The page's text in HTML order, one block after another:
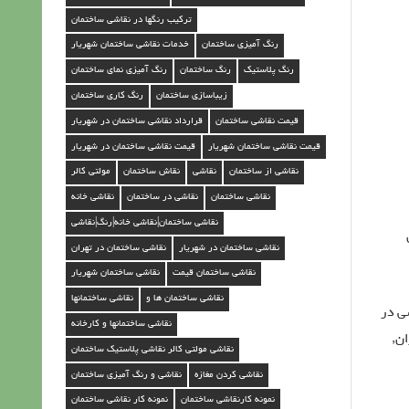
در
ترکیب رنگها در نقاشی ساختمان
خدمات نقاشی ساختمان شهریار رنگ آمیزی ساختمان
رنگ آمیزی نمای ساختمان رنگ ساختمان رنگ پلاستیک
رنگ کاری ساختمان زیباسازی ساختمان
قرارداد نقاشی ساختمان در شهریار قیمت نقاشی ساختمان
قیمت نقاشی ساختمان در شهریار قیمت نقاشی ساختمان شهریار
مولتی کالر نقاش ساختمان نقاشی نقاشی از ساختمان
نقاشی خانه نقاشی در ساختمان نقاشی ساختمان
نقاشی ساختمان|نقاشی خانه|رنگ|نقاشی
نقاشی ساختمان در تهران نقاشی ساختمان در شهریار
نقاشی ساختمان شهریار نقاشی ساختمان قیمت
نقاشی ساختمانها نقاشی ساختمان ها و
نقاشی ساختمانها و کارخانه
نقاشی مولتی کالر نقاشی پلاستیک ساختمان
نقاشی و رنگ آمیزی ساختمان نقاشی کردن مغازه
نمونه کار نقاشی ساختمان نمونه کارنقاشی ساختمان